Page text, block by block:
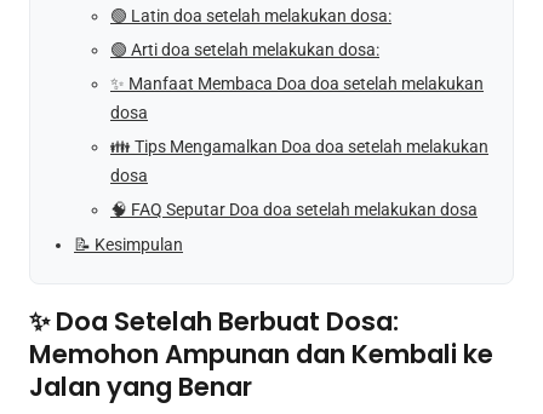
🟢 Latin doa setelah melakukan dosa:
🟢 Arti doa setelah melakukan dosa:
✨ Manfaat Membaca Doa doa setelah melakukan
dosa
👪 Tips Mengamalkan Doa doa setelah melakukan
dosa
🧠 FAQ Seputar Doa doa setelah melakukan dosa
📝 Kesimpulan
✨ Doa Setelah Berbuat Dosa:
Memohon Ampunan dan Kembali ke
Jalan yang Benar